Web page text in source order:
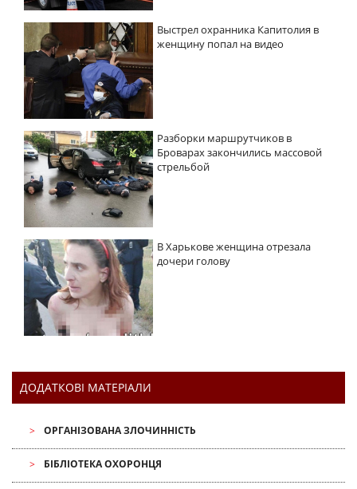
Выстрел охранника Капитолия в
женщину попал на видео
Разборки маршрутчиков в
Броварах закончились массовой
стрельбой
В Харькове женщина отрезала
дочери голову
ДОДАТКОВІ МАТЕРІАЛИ
ОРГАНІЗОВАНА ЗЛОЧИННІСТЬ
БІБЛІОТЕКА ОХОРОНЦЯ